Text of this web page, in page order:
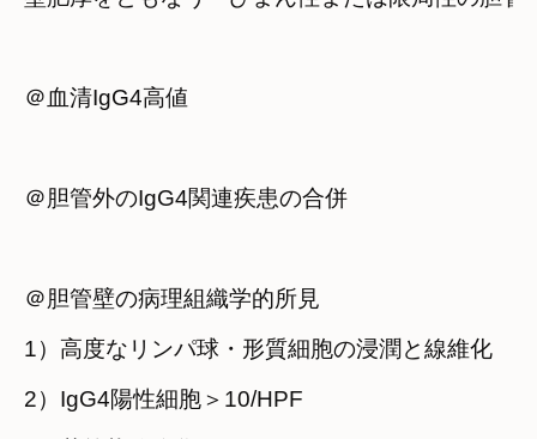
＠血清IgG4高値
＠胆管外のIgG4関連疾患の合併
＠胆管壁の病理組織学的所見
1）高度なリンパ球・形質細胞の浸潤と線維化
2）IgG4陽性細胞＞10/HPF